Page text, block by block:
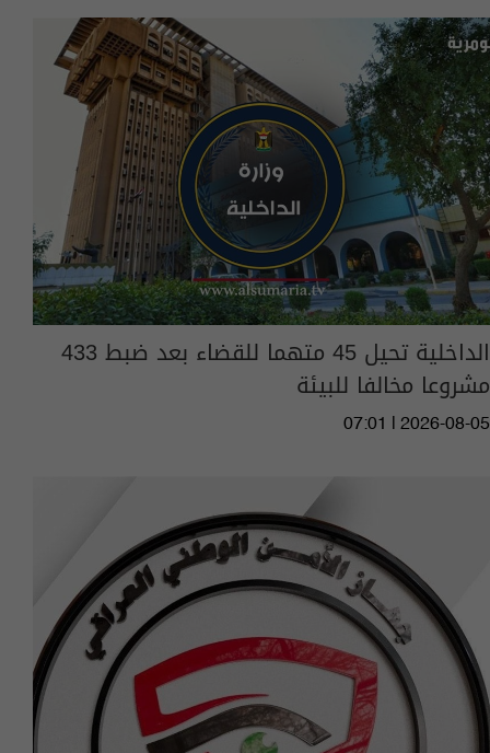
الداخلية تحيل 45 متهما للقضاء بعد ضبط 433
مشروعا مخالفا للبيئة
07:01 | 2026-08-05